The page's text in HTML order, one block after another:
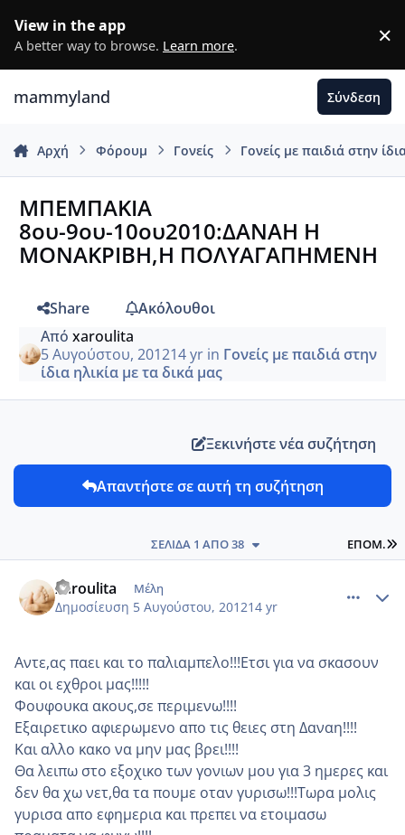
View in the app
A better way to browse. Learn more. ×
mammyland Σύνδεση
Αρχή Φόρουμ Γονείς Γονείς με παιδιά στην
ΜΠΕΜΠΑΚΙΑ
8ου-9ου-10ου2010:ΔΑΝΑΗ Η
ΜΟΝΑΚΡΙΒΗ,Η ΠΟΛΥΑΓΑΠΗΜΕΝΗ
Share
Ακόλουθοι
Από xaroulita
5 Αυγούστου, 201214 yrin Γονείς με παιδιά στην
ίδια ηλικία με τα δικά μας
Ξεκινήστε νέα συζήτηση
Απαντήστε σε αυτή τη συζήτηση
ΕΠΌΜ.
ΣΕΛΊΔΑ 1 ΑΠΌ 38
xaroulita Μέλη
Δημοσίευση 5 Αυγούστου, 201214 yr
Αντε,ας παει και το παλιαμπελο!!!Ετσι για να σκασουν
και οι εχθροι μας!!!!!
Φουφουκα ακους,σε περιμενω!!!!
Εξαιρετικο αφιερωμενο απο τις θειες στη Δαναη!!!!
Και αλλο κακο να μην μας βρει!!!!
Θα λειπω στο εξοχικο των γονιων μου για 3 ημερες και
δεν θα χω νετ,θα τα πουμε οταν γυρισω!!!Τωρα μολις
γυρισα απο εφημερια και πρεπει να ετοιμασω